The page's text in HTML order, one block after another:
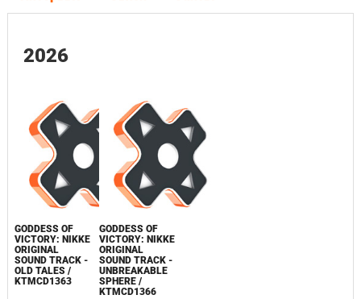
2026
GODDESS OF
VICTORY: NIKKE
ORIGINAL
SOUND TRACK -
OLD TALES /
KTMCD1363
GODDESS OF
VICTORY: NIKKE
ORIGINAL
SOUND TRACK -
UNBREAKABLE
SPHERE /
KTMCD1366